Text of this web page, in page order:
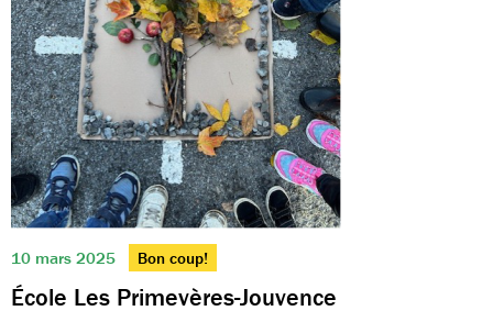
10 mars 2025 Bon coup!
École Les Primevères-Jouvence